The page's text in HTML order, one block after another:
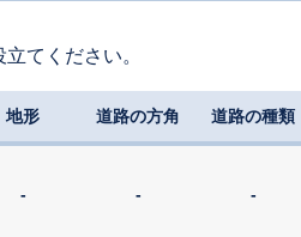
てください。
地形 道路の方角 道路の種類
- - -